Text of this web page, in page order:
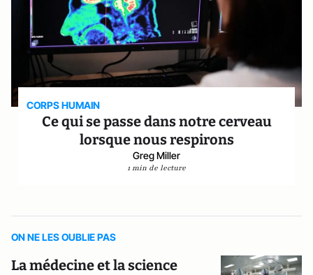
CORPS HUMAIN
Ce qui se passe dans notre cerveau
lorsque nous respirons
Greg Miller
1 min de lecture
ON NE LES OUBLIE PAS
La médecine et la science